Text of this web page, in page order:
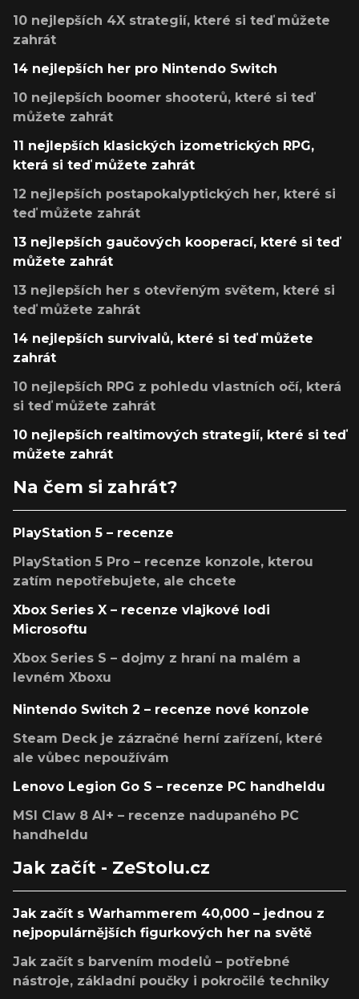
10 nejlepších 4X strategií, které si teď můžete
zahrát
14 nejlepších her pro Nintendo Switch
10 nejlepších boomer shooterů, které si teď
můžete zahrát
11 nejlepších klasických izometrických RPG,
která si teď můžete zahrát
12 nejlepších postapokalyptických her, které si
teď můžete zahrát
13 nejlepších gaučových kooperací, které si teď
můžete zahrát
13 nejlepších her s otevřeným světem, které si
teď můžete zahrát
14 nejlepších survivalů, které si teď můžete
zahrát
10 nejlepších RPG z pohledu vlastních očí, která
si teď můžete zahrát
10 nejlepších realtimových strategií, které si teď
můžete zahrát
Na čem si zahrát?
PlayStation 5 – recenze
PlayStation 5 Pro – recenze konzole, kterou
zatím nepotřebujete, ale chcete
Xbox Series X – recenze vlajkové lodi
Microsoftu
Xbox Series S – dojmy z hraní na malém a
levném Xboxu
Nintendo Switch 2 – recenze nové konzole
Steam Deck je zázračné herní zařízení, které
ale vůbec nepoužívám
Lenovo Legion Go S – recenze PC handheldu
MSI Claw 8 AI+ – recenze nadupaného PC
handheldu
Jak začít - ZeStolu.cz
Jak začít s Warhammerem 40,000 – jednou z
nejpopulárnějších figurkových her na světě
Jak začít s barvením modelů – potřebné
nástroje, základní poučky i pokročilé techniky